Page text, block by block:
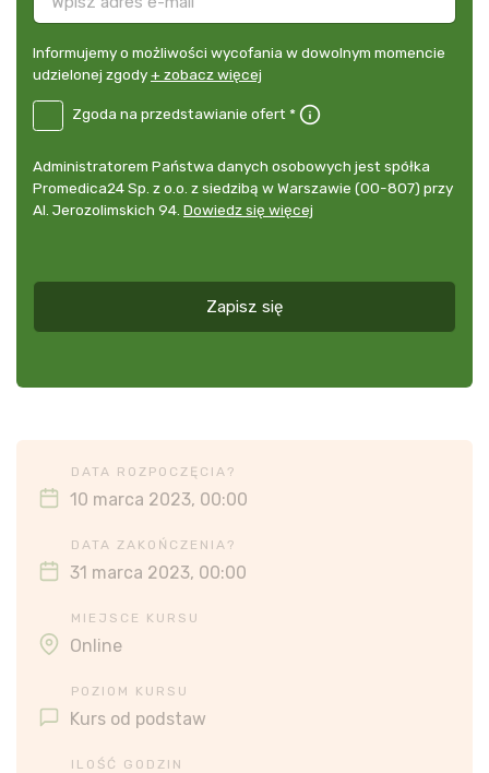
Informujemy
o
wycofania
dowolnym
momencie
udzielonej
Informujemy o możliwości wycofania w dowolnym momencie
udzielonej zgody+ zobacz więcej
DE
przedstawianie
Zgoda na przedstawianie ofert *
Administrator
danych
osobowych
Administratorem Państwa danych osobowych jest spółka
Promedica24 Sp. z o.o. z siedzibą w Warszawie (00-807) przy
Al. Jerozolimskich 94. Dowiedz się więcej
Zapisz się
DATA ROZPOCZĘCIA?
10 marca 2023, 00:00
DATA ZAKOŃCZENIA?
31 marca 2023, 00:00
MIEJSCE KURSU
Online
POZIOM KURSU
Kurs od podstaw
ILOŚĆ GODZIN